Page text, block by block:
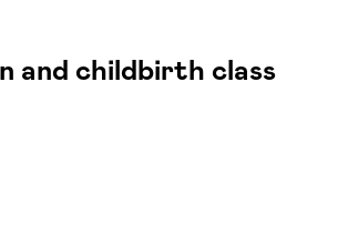
and childbirth class